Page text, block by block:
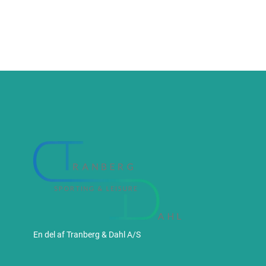
En del af Tranberg & Dahl A/S